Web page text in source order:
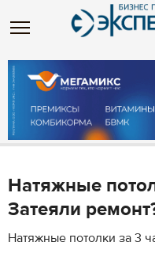
Натяжные
Затеяли
Натяжные потолки за 3